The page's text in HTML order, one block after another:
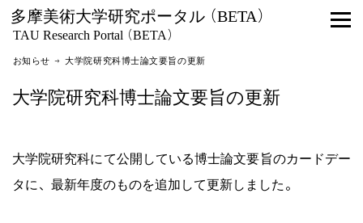
多摩美術大学研究ポータル (BETA)
TAU Research Portal (BETA)
お知らせ → 大学院研究科博士論文要旨の更新
大学院研究科博士論文要旨の更新
大学院研究科にて公開している博士論文要旨のカードデー
タに、最新年度のものを追加して更新しました。